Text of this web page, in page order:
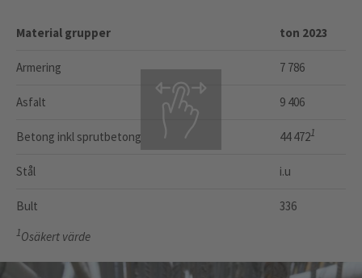
Material grupper ton 2023
Armering 7 786
Asfalt 9 406
Betong inkl sprutbetong 44 4721
Stål i.u
Bult 336
1Osäkert värde